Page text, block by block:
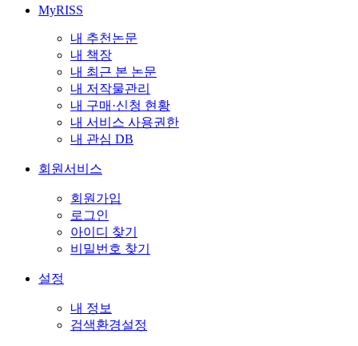
MyRISS
내 추천논문
내 책장
내 최근 본 논문
내 저작물관리
내 구매·신청 현황
내 서비스 사용권한
내 관심 DB
회원서비스
회원가입
로그인
아이디 찾기
비밀번호 찾기
설정
내 정보
검색환경설정